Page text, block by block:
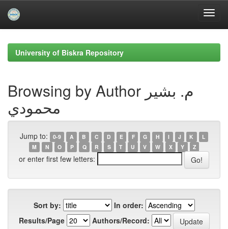
navigationUniversity of Biskra Repository
Browsing by Author م. بشير
محمودي
Jump to: 0-9 A B C D E F G H I J K
L
M
N O P Q R S T U V W X Y Z
or enter first few letters:
Sort by:
In order:
Results/Page
Authors/Record: